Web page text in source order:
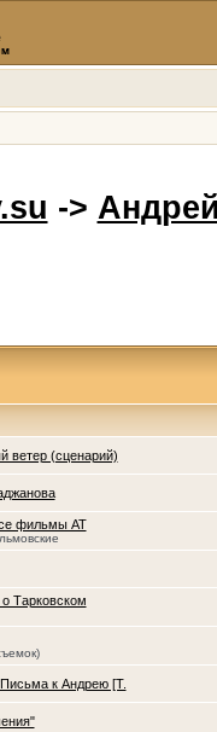
->
ветер (сценарий)
фильмы АТ
Тарковском
к Андрею [Т.